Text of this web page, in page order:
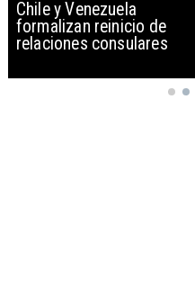
Chile y Venezuela
formalizan reinicio de
relaciones consulares